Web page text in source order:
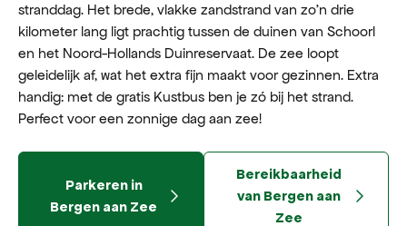
stranddag. Het brede, vlakke zandstrand van zo’n drie
kilometer lang ligt prachtig tussen de duinen van Schoorl
en het Noord-Hollands Duinreservaat. De zee loopt
geleidelijk af, wat het extra fijn maakt voor gezinnen. Extra
handig: met de gratis Kustbus ben je zó bij het strand.
Perfect voor een zonnige dag aan zee!
Parkeren in
Bergen aan Zee
Bereikbaarheid
van Bergen aan
Zee